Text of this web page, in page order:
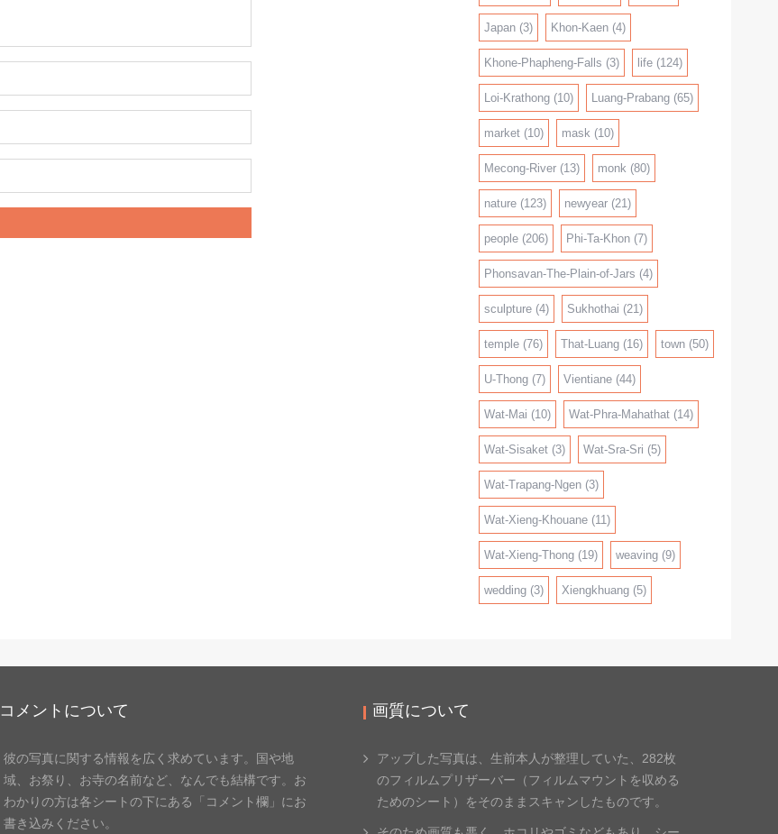
Japan (3) Khon-Kaen (4)
Khone-Phapheng-Falls (3) life (124)
Loi-Krathong (10) Luang-Prabang (65)
market (10) mask (10)
Mecong-River (13) monk (80)
nature (123) newyear (21)
people (206) Phi-Ta-Khon (7)
Phonsavan-The-Plain-of-Jars (4)
sculpture (4) Sukhothai (21)
temple (76) That-Luang (16) town (50)
U-Thong (7) Vientiane (44)
Wat-Mai (10) Wat-Phra-Mahathat (14)
Wat-Sisaket (3) Wat-Sra-Sri (5)
Wat-Trapang-Ngen (3)
Wat-Xieng-Khouane (11)
Wat-Xieng-Thong (19) weaving (9)
wedding (3) Xiengkhuang (5)
コメントについて
彼の写真に関する情報を広く求めています。国や地
域、 お祭り、お寺の名前など、なんでも結構です。 お
わかりの方は各シートの下にある「コメント欄」 にお
書き込みください。
画質について
アップした写真は、生前本人が整理していた、 282枚
のフィルムプリザーバー（フィルムマウントを収める
ためのシート）をそのままスキャンしたものです。